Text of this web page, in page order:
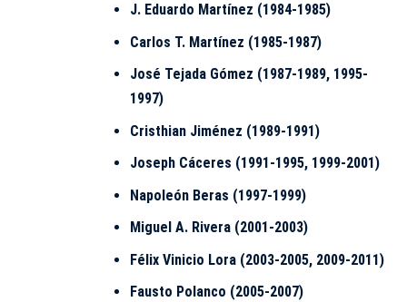
J. Eduardo Martínez (1984-1985)
Carlos T. Martínez (1985-1987)
José Tejada Gómez (1987-1989, 1995-
1997)
Cristhian Jiménez (1989-1991)
Joseph Cáceres (1991-1995, 1999-2001)
Napoleón Beras (1997-1999)
Miguel A. Rivera (2001-2003)
Félix Vinicio Lora (2003-2005, 2009-2011)
Fausto Polanco (2005-2007)